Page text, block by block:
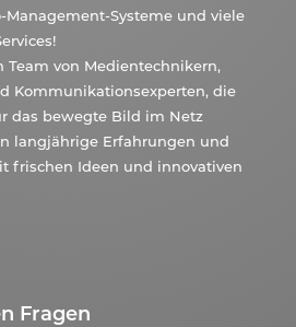
Management-Systeme und viele
Team von Medientechnikern,
Kommunikationsexperten, die
das bewegte Bild im Netz
langjährige Erfahrungen und
frischen Ideen und innovativen
Fragen